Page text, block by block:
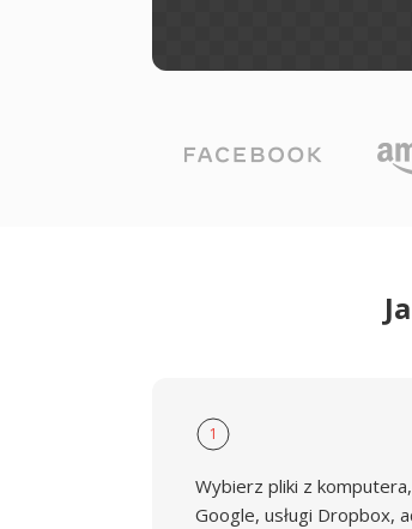
1
Wybierz pliki z
Google, usługi Dropbox,